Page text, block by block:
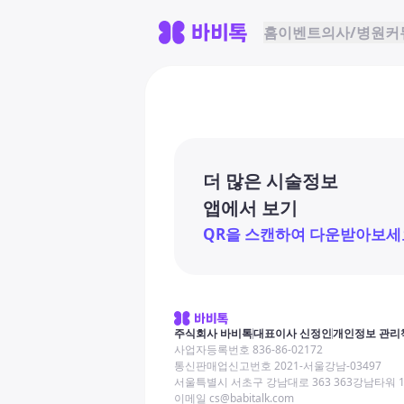
홈이벤트의사/병원커
더 많은 시술정보
앱에서 보기
QR을 스캔하여 다운받아보세
주식회사 바비톡대표이사 신정인개인정보 관리
사업자등록번호 836-86-02172
통신판매업신고번호 2021-서울강남-03497
서울특별시 서초구 강남대로 363 363강남타워
이메일 cs@babitalk.com